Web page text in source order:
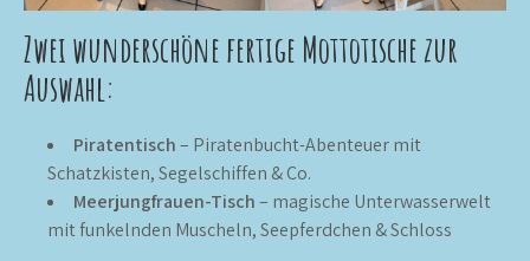
Zwei wunderschöne fertige Mottotische zur
Auswahl:
Piratentisch– Piratenbucht-Abenteuer mit
Schatzkisten, Segelschiffen & Co.
Meerjungfrauen-Tisch– magische Unterwasserwelt
mit funkelnden Muscheln, Seepferdchen & Schloss